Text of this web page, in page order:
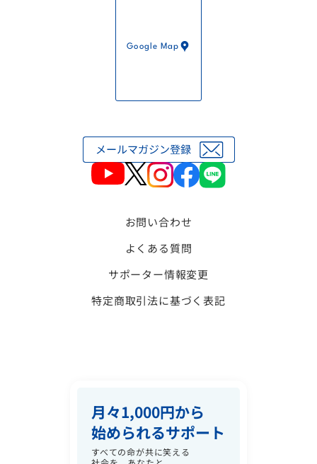
Google Map
お問い合わせ
よくある質問
サポーター情報変更
特定商取引法に基づく表記
月々1,000円から
始められるサポート
すべての命が共に笑える